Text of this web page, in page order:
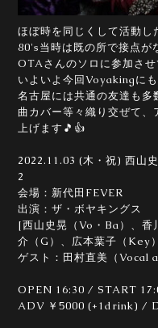
ほぼ時を同じくして活動し
80's当時は既の所で接点が
OTAさんのソロに参加さ
いよいよ今回Voyakingにも
名古屋には共通の友達も
曲カバー等々織り交ぜて、
上げます🎵👍
2022.11.03 (木・祝) 西山
2
会場：新代田FEVER
出演：ザ・ボヤキングス
[西山史晃（Vo・Ba）、
介（G）、広本葉子（Key
ゲスト：田村直美（Vocal
OPEN 16:30 / START
ADV ￥5000 (+1drink) /